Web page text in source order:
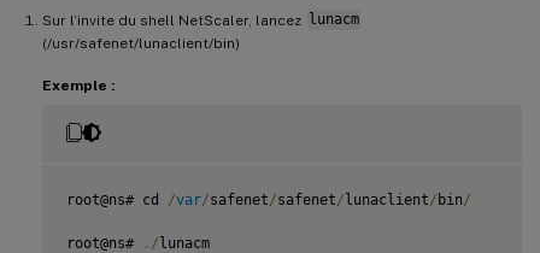
Sur l’invite du shell NetScaler, lancez lunacm
(/usr/safenet/lunaclient/bin)
Exemple :
root@ns# cd /var/safenet/safenet/lunaclient/ bin/
root@ns# . /lunacm